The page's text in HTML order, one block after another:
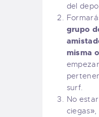
del
grupo
misma
surf.
No
ciegas»,